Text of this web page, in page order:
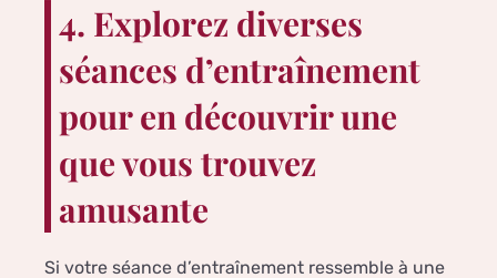
4. Explorez diverses
séances d’entraînement
pour en découvrir une
que vous trouvez
amusante
Si votre séance d’entraînement ressemble à une